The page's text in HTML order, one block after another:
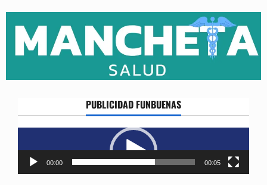
content
PUBLICIDAD FUNBUENAS
Reproductor
de
vídeo
00:00 00:05